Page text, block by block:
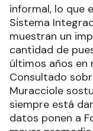
informal, lo que
Sistema
muestran un
cantidad de
últimos años en
Consultado
Muracciole
siempre está
datos ponen a